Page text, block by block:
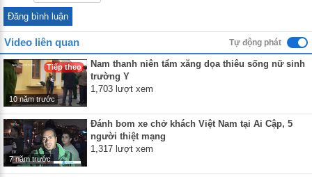
Video liên quan Tự động phát
Tiếp theo
10 năm trước
Nam thanh niên tẩm xăng dọa thiêu sống nữ sinh
trường Y
1,703 lượt xem
7 năm trước
Đánh bom xe chở khách Việt Nam tại Ai Cập, 5
người thiệt mạng
1,317 lượt xem